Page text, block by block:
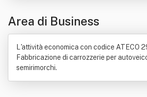
Area di Business
L'attività economica con codice ATECO
Fabbricazione di carrozzerie per
semirimorchi.